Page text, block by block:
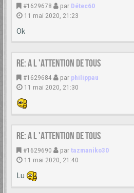
#1629678 par Détec60
11 mai 2020, 21:23
Ok
Re: A L 'ATTENTION DE TOUS
#1629684 par philippau
11 mai 2020, 21:30
Re: A L 'ATTENTION DE TOUS
#1629690 partazmaniko30
11 mai 2020, 21:40
Lu